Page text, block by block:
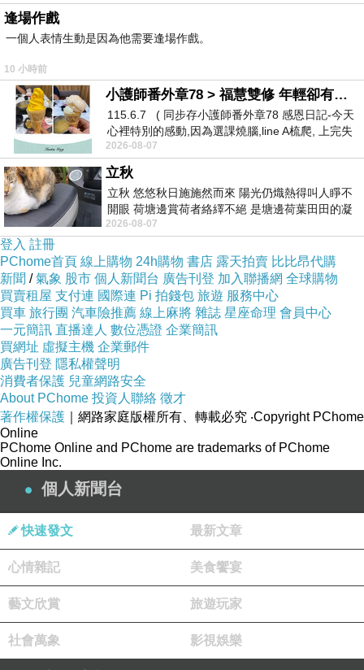
不要出來解釋一下？
代子孫替你們民進黨收拾爛攤子，不普發給人民
一萬元現金，難不成是要拿全民納稅錢去倒貼台
電1,000億，再進入各個財團的口袋裡面，在大樹
和山、馬頭山搞光電板？根本是個鱷魚的眼淚！
還有，妳身為一個高雄第六選區選出來的立委，
不好好去高雄勘災跑來我們新北市幹什麼？誰該
是東板橋區的立委，會不知道？妳是想要將葉元
之罷免掉，好讓妳來接替葉元之的位子，是不
是？你們民進黨這幾個立委正事不見你們幹，歪
門邪道的事情一大堆！
妳自己看高雄是什麼樣的慘況？旗津污水處理廠
爆開，一大灘廢水沖進人民的住家，散發出一股
惡臭、刺鼻氣味，再來就是丹娜絲颱風襲擊，將
整個光電板吹垮和高雄嚴重農損，你們在乎過了
沒有？你們上前關心了沒有？高雄發生這麼嚴重
的慘況，你們身為高雄立委卻是袖手旁觀、不聞
不問！
眼看只有柯志恩都在關心高雄的情況，柯志恩她
雖然來得晚，但她都會用真誠的心上前關心高雄
人他們的生活情況，高雄發生這麼嚴重的災情，
你們卻北上就只顧罷我們藍委，根本不顧高雄人
逢場作戲
一個人表情生動是因為他需要逢場作戲。
10 小時前
小護師番外章78 > 福慧雙修 年輕卻有個老靈魂 ㄑ金剛經〉podcast
115.6.7 ( 同步存小護師番外章78 感恩日記-今天
心裡特別的感動,因為選課燒腦,line A梳爬, 上完失
智課的她,特來傾
2026-08-07
立秋
立秋 悠悠秋日施施然而來 陽光仍熾熱得叫人睜不
開眼 荷塘邊賞荷者絡繹不絕 是塘邊荷葉田田的凝
望 風中飄逸的是映日荷花別樣紅
2026-08-07
登入 註冊
PChome首頁 線上購物 24h購物 書店 露天拍賣 比比昂代購
新聞 /氣象 股市 個人新聞台 廣告刊登 加入聯播網 全球購物
買賣租屋 支付連 國際連 Pi 拍錢包 旅遊 服務中心
買車 旅行團 汽車險推薦 線上麻將 雜誌 星座命理 會員中心
一元簡訊 直播達人 數位憑證 企業簡訊
買網址 虛擬主機 企業郵件
廣告刊登 隱私權聲明
消費者保護 兒童網路安全
About PChome 投資人聯絡 徵才
著作權保護 ｜網路家庭版權所有、轉載必究 ‧Copyright PChome
Online
PChome Online and PChome are trademarks of PChome
Online Inc.
個人新聞台
快速發文 最新文章
心情雜記 美食饗宴
藝文欣賞 旅遊玩家
社會萬象 影視娛樂